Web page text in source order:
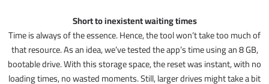
Short to inexistent waiting times
Time is always of the essence. Hence, the tool won’t take too much of
that resource. As an idea, we’ve tested the app’s time using an 8 GB,
bootable drive. With this storage space, the reset was instant, with no
loading times, no wasted moments. Still, larger drives might take a bit